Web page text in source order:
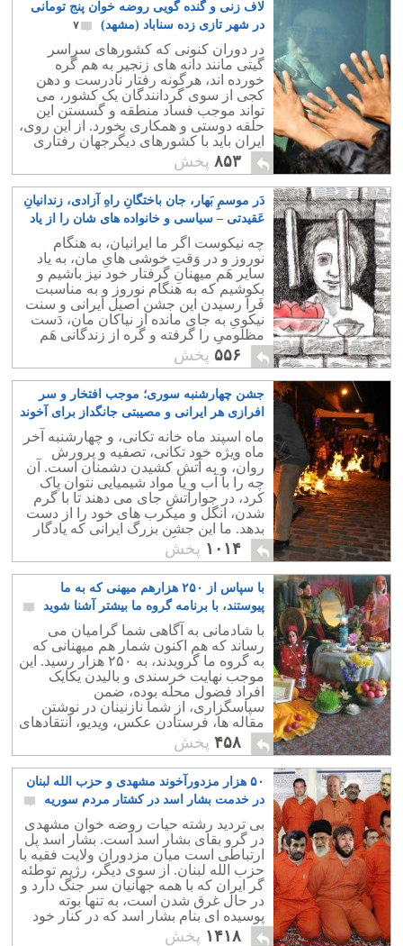
لاف زنی و گنده گویی روضه خوان پنج تومانی
در شهر تازی زده سناباد (مشهد)
۷
در دوران کنونی که کشورهای سراسر
گیتی مانند دانه های زنجیر به هم گره
خورده اند، هرگونه رفتار نادرست و دهن
کجی از سوی گردانندگان یک کشور، می
تواند موجب فساد منطقه و گسستن این
حلقه دوستی و همکاری بخورد. از این روی،
ایران باید با کشورهای دیگرجهان رفتاری
کدخدا منشانه و همراه با سیاست و دوستی
داشته باشد.
۸۵۳ پخش
دَر موسمِ بَهار، جان باختگانِ راهِ آزادی، زندانیانِ
عَقیدتی – سیاسی و خانواده های شان را از یاد
چه نیکوست اگر ما ایرانیان، به هنگام
نوروز و در وَقتِ خوشی هایِ مان، به یاد
سایر هَم میهنانِ گرفتار خود نیز باشیم و
بکوشیم که به هنگام نوروز و به مناسبت
فَرا رسیدن این جشن اصیل ایرانی و سنت
نیکویِ به جای مانده از نیاکان مان، دَست
مظلومی را گرفته و گره از زندگانی هَم
میهنی بگشاییم.
۵۵۶ پخش
جشن چهارشنبه سوری؛ موجب افتخار و سر
افرازی هر ایرانی و مصیبتی جانگداز برای آخوند
تازی نژاد
۲
ماه اسپند ماه خانه تکانی، و چهارشنبه آخر
ماه ویژه خود تکانی، تصفیه و پرورش
روان، و به آتش کشیدن دشمنان است. آن
چه را با آب و یا مواد شیمیایی نتوان پاک
کرد، در جوارآتش جای می دهند تا با گرم
شدن، انگل و میکرب های خود را از دست
بدهد. ما این جشن بزرگ ایرانی که یادگار
نیاکانمان است گرامی می داریم.
۱۰۱۴ پخش
با سپاس از ۲۵۰ هزارهم میهنی که به ما
پیوستند، با برنامه گروه ما بیشتر آشنا شوید
۲
با شادمانی به آگاهی شما گرامیان می
رساند که هم اکنون شمار هم میهنانی که
به گروه ما گرویدند، به ۲۵۰ هزار رسید. این
موجب نهایت خرسندی و بالیدن یکایک
افراد فضول محله بوده، ضمن
سپاسگزاری، از شما نازنینان در نوشتن
مقاله ها، فرستادن عکس، ویدیو، انتقادهای
سازنده، و همکاری بیشتر درخواست کمک
دارد.
۴۵۸ پخش
۵۰ هزار مزدورآخوند مشهدی و حزب الله لبنان
در خدمت بشار اسد در کشتار مردم سوریه
بی تردید رشته حیات روضه خوان مشهدی
در گرو بقای بشار اسد است. بشار اسد پل
ارتباطی است میان مزدوران ولایت فقیه با
حزب الله لبنان. از سوی دیگر، رژیم توطئه
گر ایران که با همه جهانیان سر جنگ دارد و
در حال غرق شدن است، به تنها بوته
پوسیده ای بنام بشار اسد که در کنار خود
می یابد چسبیده است.
۱۴۱۸ پخش